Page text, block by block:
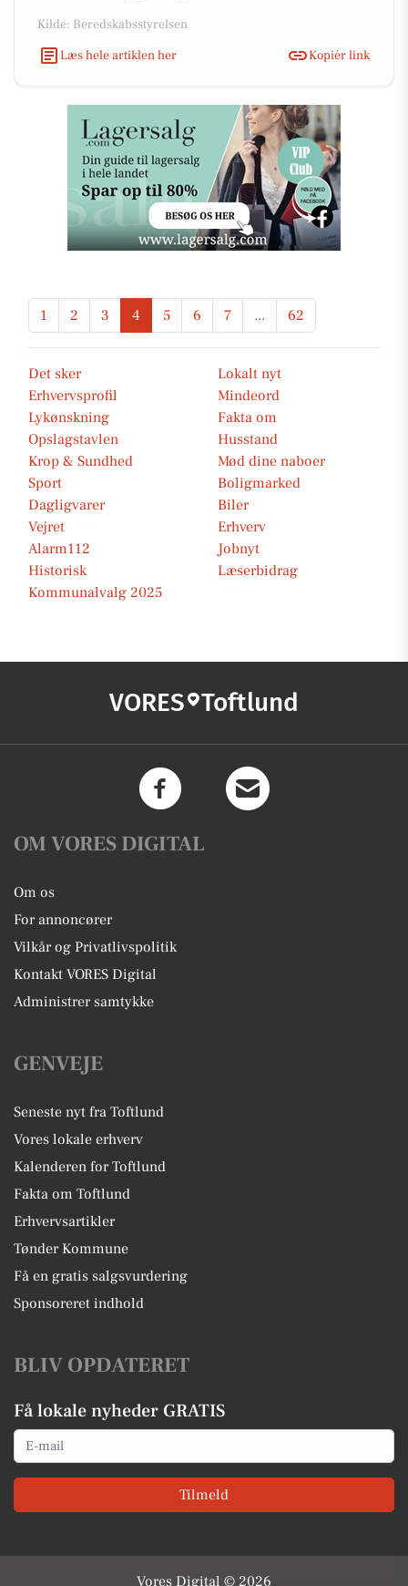
Kilde: Beredskabsstyrelsen
Læs hele artiklen her
Kopiér link
1 2 3 4 5 6 7 ... 62
Det sker
Lokalt nyt
Erhvervsprofil
Mindeord
Lykønskning
Fakta om
Opslagstavlen
Husstand
Krop & Sundhed
Mød dine naboer
Sport
Boligmarked
Dagligvarer
Biler
Vejret
Erhverv
Alarm112
Jobnyt
Historisk
Læserbidrag
Kommunalvalg 2025
VORES Toftlund
OM VORES DIGITAL
Om os
For annoncører
Vilkår og Privatlivspolitik
Kontakt VORES Digital
Administrer samtykke
GENVEJE
Seneste nyt fra Toftlund
Vores lokale erhverv
Kalenderen for Toftlund
Fakta om Toftlund
Erhvervsartikler
Tønder Kommune
Få en gratis salgsvurdering
Sponsoreret indhold
BLIV OPDATERET
Få lokale nyheder GRATIS
Email
Tilmeld
Vores Digital © 2026